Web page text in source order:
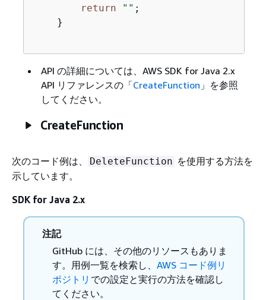
return
"" ;
    }
API の詳細については、AWS SDK for Java 2.x
API リファレンスの「CreateFunction 」を参照
してください。
CreateFunction
次のコード例は、 DeleteFunction を使用する方法を
示しています。
SDK for Java 2.x
注記
GitHub には、その他のリソースもありま
す。用例一覧を検索し、 AWS コード例リ
ポジトリ での設定と実行の方法を確認し
てください。